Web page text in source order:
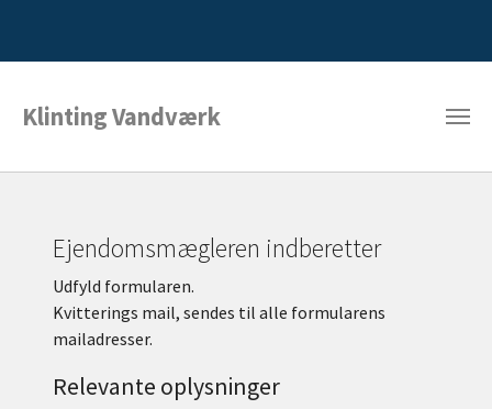
Klinting Vandværk
Ejendomsmægleren indberetter
Udfyld formularen.
Kvitterings mail, sendes til alle formularens
mailadresser.
Relevante oplysninger